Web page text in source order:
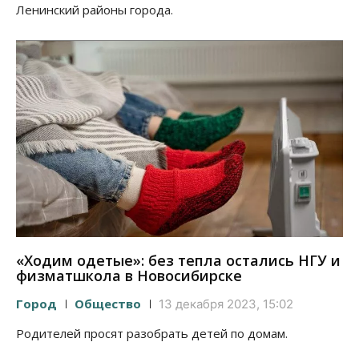
Ленинский районы города.
«Ходим одетые»: без тепла остались НГУ и
физматшкола в Новосибирске
Город Общество 13 декабря 2023, 15:02
Родителей просят разобрать детей по домам.